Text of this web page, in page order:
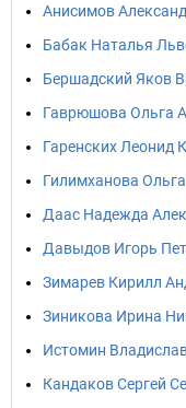
Анисимов
Бабак Наталья
Бершадский Яков
Гаврюшова Ольга
Гаренских Леонид
Гилимханова
Даас Надежда
Давыдов Игорь
Зимарев Кирилл
Зиникова Ирина
Истомин
Кандаков Сергей